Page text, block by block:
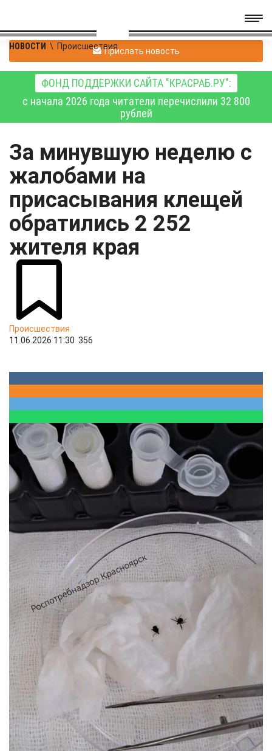
НОВОСТИ \ ПроисшествияПрислать новость
ФОНД ПОДДЕРЖКИ САЙТА "КРАСРАБ.РУ":
с начала 2026 года читатели перечислили 32 800
рублей
За минувшую неделю с
жалобами на
присасывания клещей
обратились 2 252
жителя края
Происшествия
11.06.2026 11:30 356